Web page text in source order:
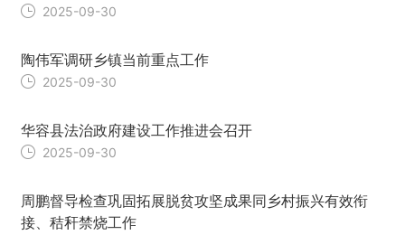
2025-09-30
陶伟军调研乡镇当前重点工作
2025-09-30
华容县法治政府建设工作推进会召开
2025-09-30
周鹏督导检查巩固拓展脱贫攻坚成果同乡村振兴有效衔
接、秸秆禁烧工作